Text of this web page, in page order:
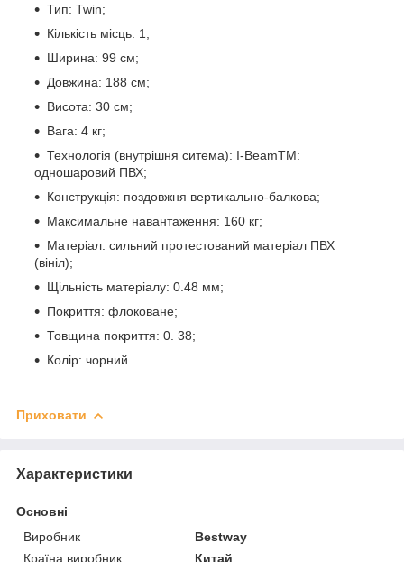
Тип: Twin;
Кількість місць: 1;
Ширина: 99 см;
Довжина: 188 см;
Висота: 30 см;
Вага: 4 кг;
Технологія (внутрішня ситема): I-BeamTM:
одношаровий ПВХ;
Конструкція: поздовжня вертикально-балкова;
Максимальне навантаження: 160 кг;
Матеріал: сильний протестований матеріал ПВХ
(вініл);
Щільність матеріалу: 0.48 мм;
Покриття: флоковане;
Товщина покриття: 0. 38;
Колір: чорний.
Приховати
Характеристики
Основні
Виробник
Bestway
Країна виробник
Китай